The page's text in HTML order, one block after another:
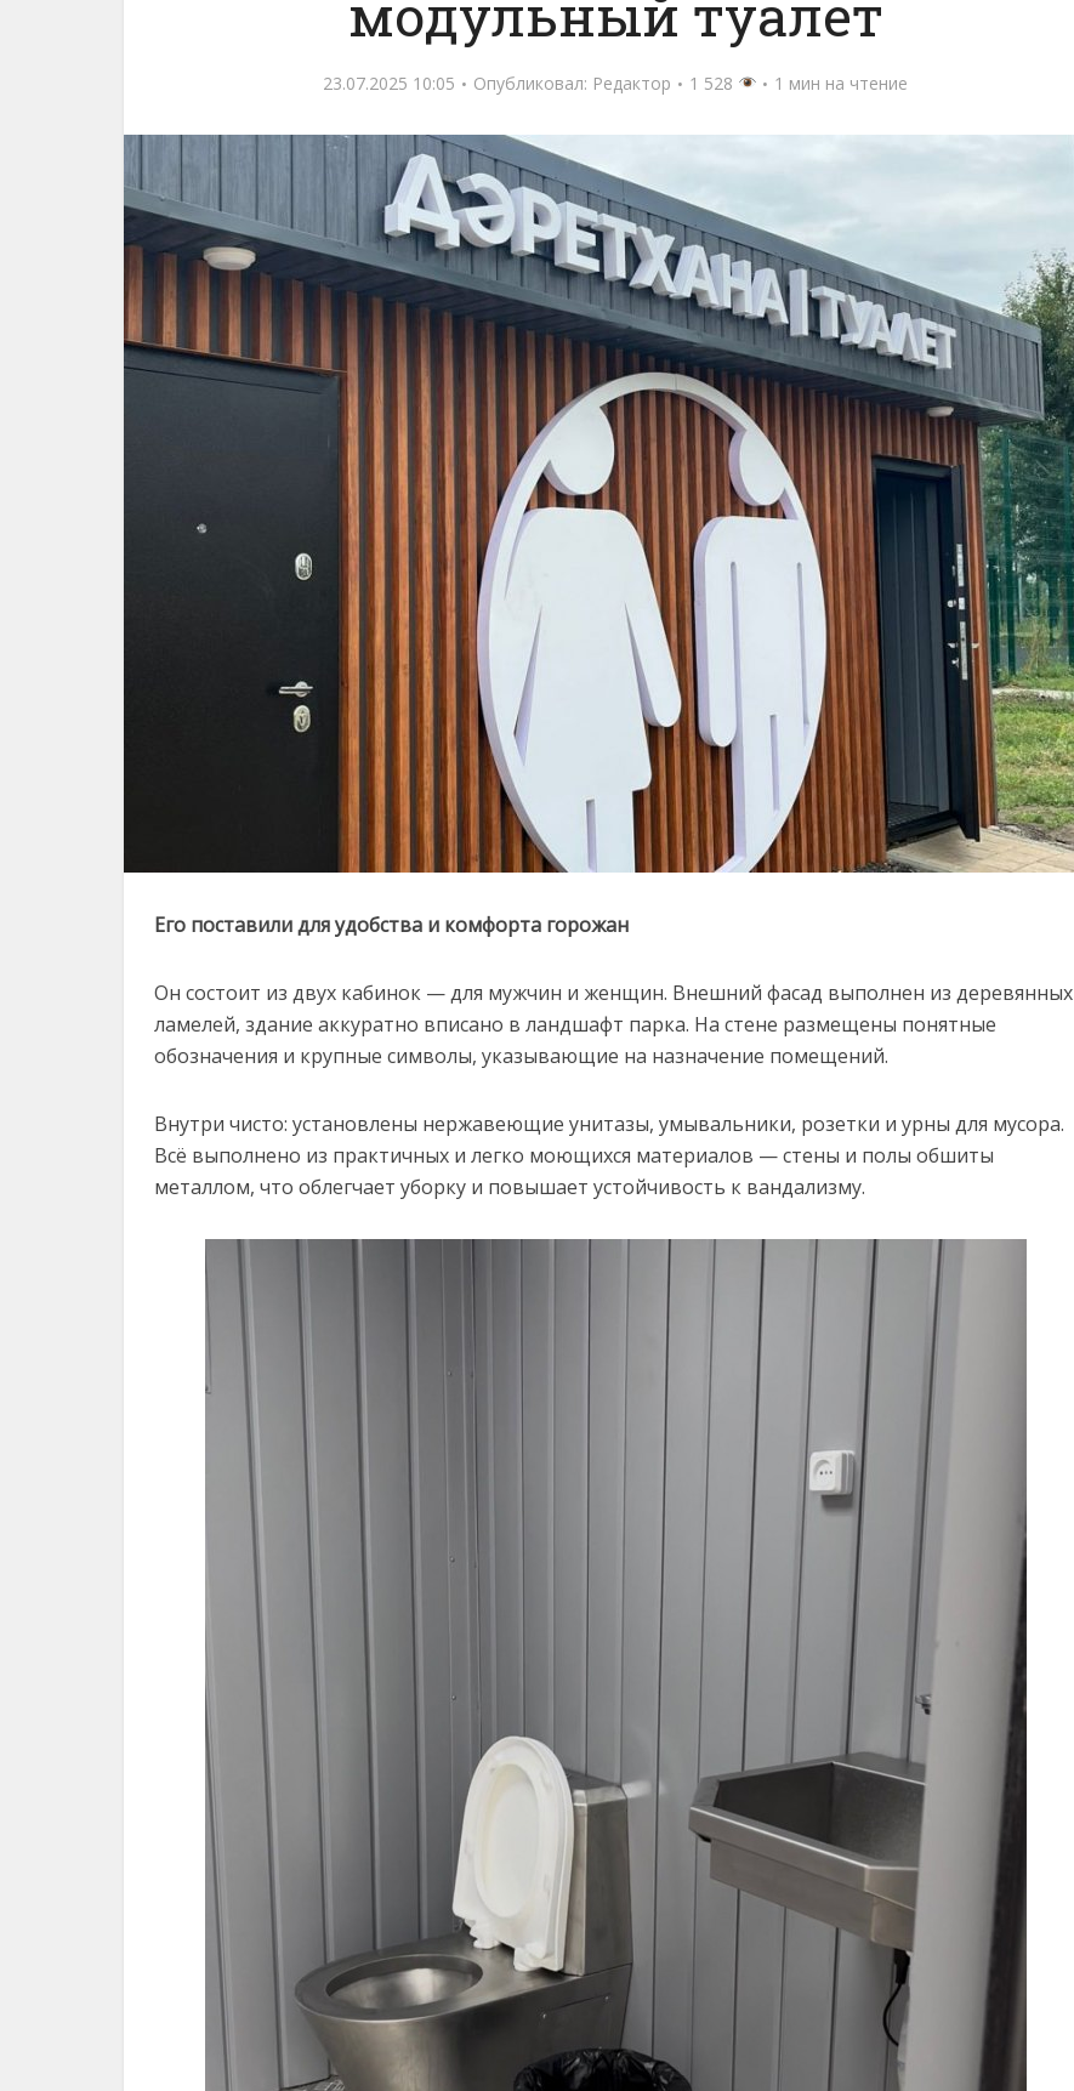
модульный туалет
23.07.2025 10:05 Опубликовал: Редактор 1 528 1 мин на чтение
Его поставилидля удобства и комфорта горожан
Он состоит из двух кабинок — для мужчин и женщин. Внешний фасад выполнен из деревянных
ламелей, здание аккуратно вписано в ландшафт парка. На стене размещены понятные
обозначения и крупные символы, указывающие на назначение помещений.
Внутри чисто: установлены нержавеющие унитазы, умывальники, розетки и урны для мусора.
Всё выполнено из практичных и легко моющихся материалов — стены и полы обшиты
металлом, что облегчает уборку и повышает устойчивость к вандализму.